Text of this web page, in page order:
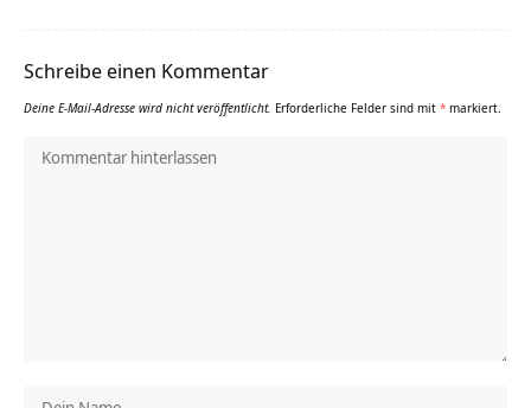
Schreibe einen Kommentar
Deine E-Mail-Adresse wird nicht veröffentlicht. Erforderliche Felder sind mit * markiert.